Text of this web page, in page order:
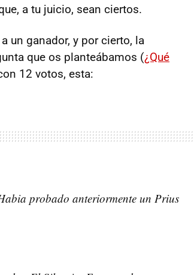
a tu juicio, sean ciertos.
un ganador, y por cierto, la
que os planteábamos (¿Qué
12 votos, esta:
probado anteriormente un Prius